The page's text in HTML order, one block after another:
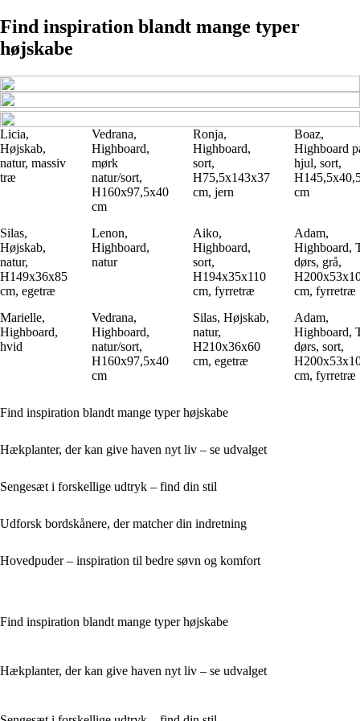
Find inspiration blandt mange typer
højskabe
Licia,
Højskab,
natur, massiv
træ
Vedrana,
Highboard,
mørk
natur/sort,
H160x97,5x40
cm
Ronja,
Highboard,
sort,
H75,5x143x37
cm, jern
Boaz,
Highboard
hjul, sort,
cm
Silas,
Højskab,
natur,
H149x36x85
cm, egetræ
Lenon,
Highboard,
natur
Aiko,
Highboard,
sort,
H194x35x110
cm, fyrretræ
Adam,
Highboard,
dørs, grå,
cm, fyrretræ
Marielle,
Highboard,
hvid
Vedrana,
Highboard,
natur/sort,
H160x97,5x40
cm
Silas, Højskab,
natur,
H210x36x60
cm, egetræ
Adam,
Highboard,
dørs, sort,
cm, fyrretræ
Find inspiration blandt mange typer højskabe
Hækplanter, der kan give haven nyt liv – se udvalget
Sengesæt i forskellige udtryk – find din stil
Udforsk bordskånere, der matcher din indretning
Hovedpuder – inspiration til bedre søvn og komfort
Find inspiration blandt mange typer højskabe
Hækplanter, der kan give haven nyt liv – se udvalget